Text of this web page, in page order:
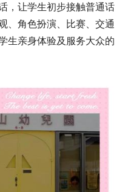
，让学生初步接触普通话
、角色扮演、比赛、交通
生亲身体验及服务大众的